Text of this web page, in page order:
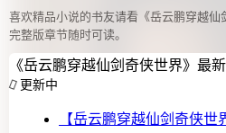
喜欢精品小说的书友请看《岳云鹏穿越仙
完整版章节随时可读。
《岳云鹏穿越仙剑奇侠世界》最
更新中
【岳云鹏穿越仙剑奇侠